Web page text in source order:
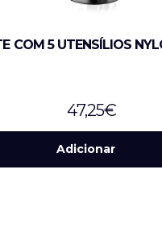
COM 5 UTENSÍLIOS
47,25€
Adicionar